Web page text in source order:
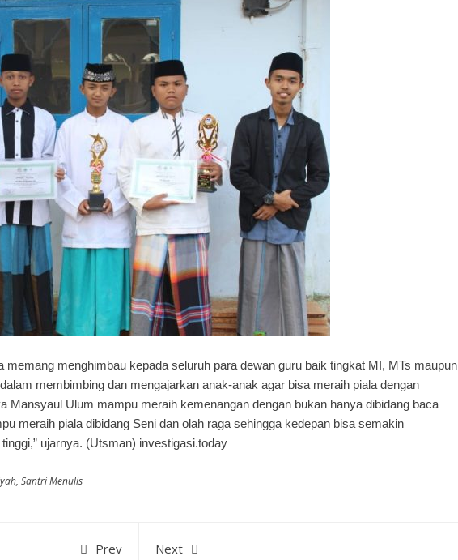
memang menghimbau kepada seluruh para dewan guru baik tingkat MI, MTs maupun
membimbing dan mengajarkan anak-anak agar bisa meraih piala dengan
Mansyaul Ulum mampu meraih kemenangan dengan bukan hanya dibidang baca
meraih piala dibidang Seni dan olah raga sehingga kedepan bisa semakin
ujarnya. (Utsman) investigasi.today
, Santri Menulis
Prev
Next